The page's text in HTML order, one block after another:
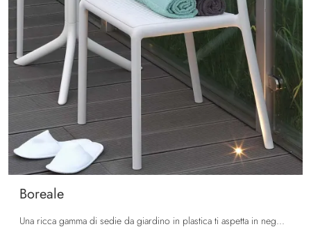
Boreale
Una ricca gamma di sedie da giardino in plastica ti aspetta in negozio: clicca e scopri il modello Boreale di La Seggiola.